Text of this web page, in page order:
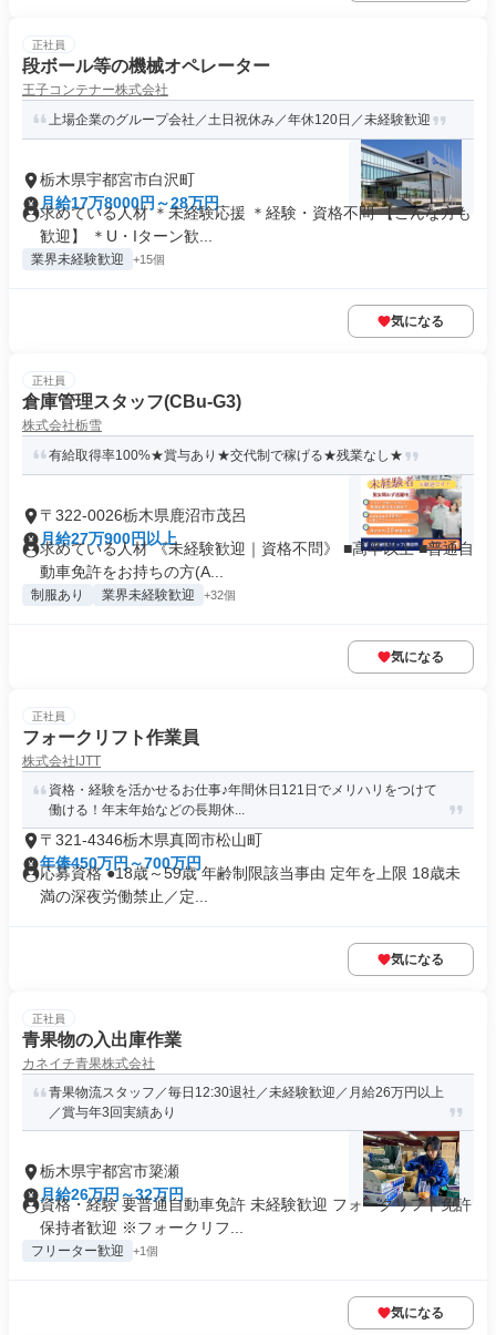
正社員
段ボール等の機械オペレーター
王子コンテナー株式会社
上場企業のグループ会社／土日祝休み／年休120日／未経験歓迎
栃木県宇都宮市白沢町
月給17万8000円～28万円
求めている人材 ＊未経験応援 ＊経験・資格不問 【こんな方も
歓迎】 ＊U・Iターン歓...
業界未経験歓迎 +15個
気になる
正社員
倉庫管理スタッフ(CBu-G3)
株式会社栃雪
有給取得率100%★賞与あり★交代制で稼げる★残業なし★
〒322-0026栃木県鹿沼市茂呂
月給27万900円以上
求めている人材 《未経験歓迎｜資格不問》 ■高卒以上 ■普通自
動車免許をお持ちの方(A...
制服あり 業界未経験歓迎 +32個
気になる
正社員
フォークリフト作業員
株式会社IJTT
資格・経験を活かせるお仕事♪年間休日121日でメリハリをつけて
働ける！年末年始などの長期休...
〒321-4346栃木県真岡市松山町
年俸450万円～700万円
応募資格 ●18歳～59歳 年齢制限該当事由 定年を上限 18歳未
満の深夜労働禁止／定...
気になる
正社員
青果物の入出庫作業
カネイチ青果株式会社
青果物流スタッフ／毎日12:30退社／未経験歓迎／月給26万円以上
／賞与年3回実績あり
栃木県宇都宮市簗瀬
月給26万円～32万円
資格・経験 要普通自動車免許 未経験歓迎 フォークリフト免許
保持者歓迎 ※フォークリフ...
フリーター歓迎 +1個
気になる